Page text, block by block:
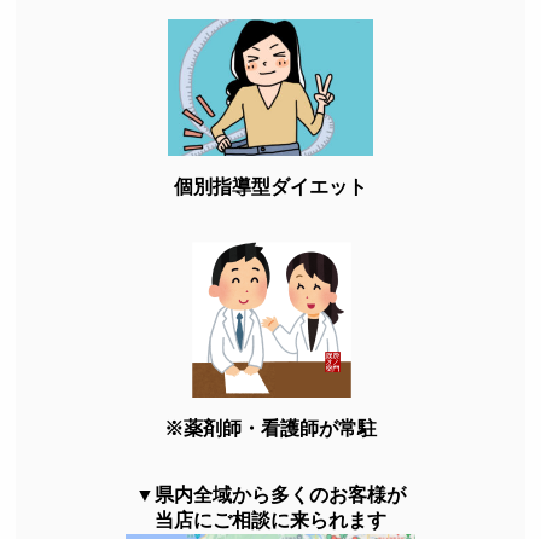
個別指導型ダイエット
※薬剤師・看護師が常駐
▼県内全域から多くのお客様が
当店にご相談に来られます